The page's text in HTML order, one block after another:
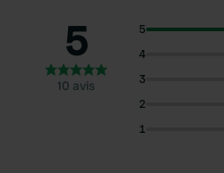
5
10 avis
5
4
3
2
1